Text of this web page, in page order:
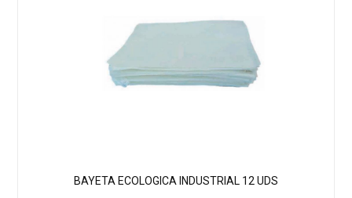
BAYETA ECOLOGICA INDUSTRIAL 12 UDS